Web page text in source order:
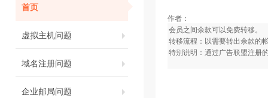
首页
虚拟主机问题
域名注册问题
企业邮局问题
作者：
会员之间余款可以免费转移。
转移流程：以需要转出余款的
特别说明：通过广告联盟注册